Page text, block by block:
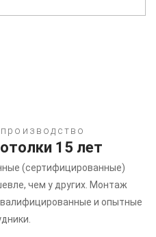
15 лет
(сертифицированные)
чем у других. Монтаж
и опытные